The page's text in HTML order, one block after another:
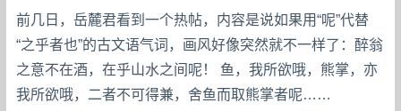
前几日，岳麓君看到一个热帖，内容是说如果用“呢”代替
“之乎者也”的古文语气词，画风好像突然就不一样了：醉翁
之意不在酒，在乎山水之间呢！ 鱼，我所欲哦，熊掌，亦
我所欲哦，二者不可得兼，舍鱼而取熊掌者呢……